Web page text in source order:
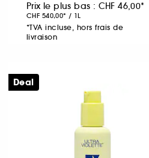
Prix le plus bas : CHF 46,00
CHF 540,00 / 1L
*TVA incluse, hors frais de
livraison
Deal